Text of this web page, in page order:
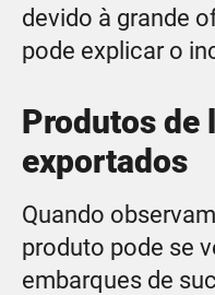
devido à grande
pode explicar o
Produtos de
exportados
Quando
produto pode se
embarques de